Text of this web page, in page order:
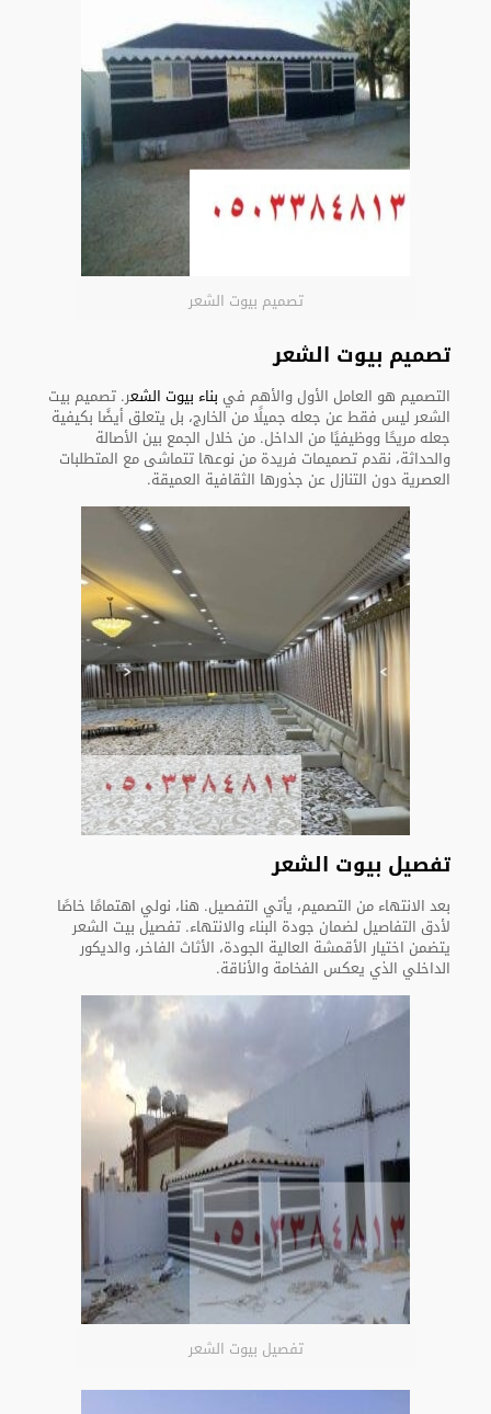
تصميم بيوت الشعر
تصميم بيوت الشعر
التصميم هو العامل الأول والأهم في بناء بيوت الشعر. تصميم بيت
الشعر ليس فقط عن جعله جميلًا من الخارج، بل يتعلق أيضًا بكيفية
جعله مريحًا ووظيفيًا من الداخل. من خلال الجمع بين الأصالة
والحداثة، نقدم تصميمات فريدة من نوعها تتماشى مع المتطلبات
العصرية دون التنازل عن جذورها الثقافية العميقة.
تفصيل بيوت الشعر
بعد الانتهاء من التصميم، يأتي التفصيل. هنا، نولي اهتمامًا خاصًا
لأدق التفاصيل لضمان جودة البناء والانتهاء. تفصيل بيت الشعر
يتضمن اختيار الأقمشة العالية الجودة، الأثاث الفاخر، والديكور
الداخلي الذي يعكس الفخامة والأناقة.
تفصيل بيوت الشعر